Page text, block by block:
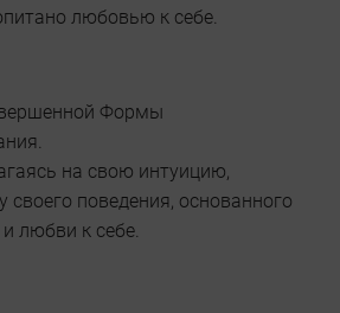
любовью к себе.
Формы
на свою интуицию,
своего поведения, основанного
любви к себе.